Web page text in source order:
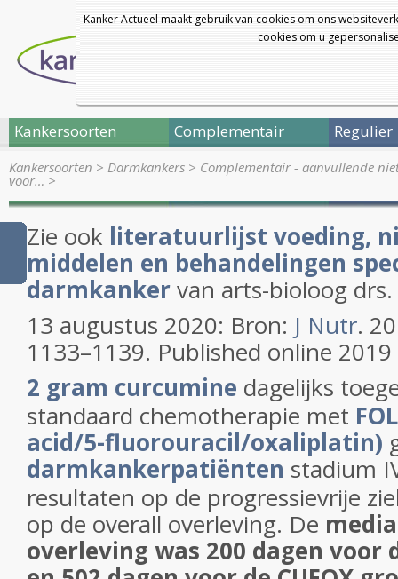
Kanker Actueel maakt gebruik van cookies om ons
cookies om u
Kankersoorten Complementair Regulier
Kankersoorten > Darmkankers > Complementair - aanvullende
voor… >
Zie ook literatuurlijst voeding,
middelen en behandelingen
darmkankervan arts-bioloog
13 augustus 2020: Bron: J Nutr.
1133–1139. Published online
2 gram curcumine dagelijks
standaard chemotherapie met
acid/5-fluorouracil/oxaliplatin)
darmkankerpatiënten stadium
resultaten op de progressievrije
op de overall overleving. De
overleving was 200 dagen voor